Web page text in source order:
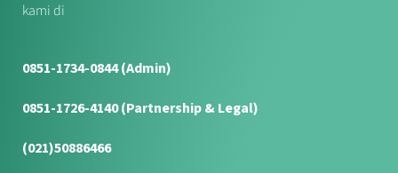
kami di
0851-1734-0844 (Admin)
0851-1726-4140 (Partnership & Legal)
(021)50886466